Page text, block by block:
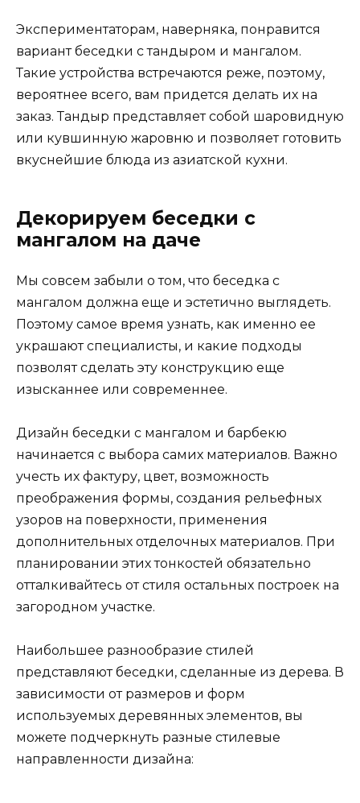
Экспериментаторам, наверняка, понравится
вариант беседки с тандыром и мангалом.
Такие устройства встречаются реже, поэтому,
вероятнее всего, вам придется делать их на
заказ. Тандыр представляет собой шаровидную
или кувшинную жаровню и позволяет готовить
вкуснейшие блюда из азиатской кухни.
Декорируем беседки с
мангалом на даче
Мы совсем забыли о том, что беседка с
мангалом должна еще и эстетично выглядеть.
Поэтому самое время узнать, как именно ее
украшают специалисты, и какие подходы
позволят сделать эту конструкцию еще
изысканнее или современнее.
Дизайн беседки с мангалом и барбекю
начинается с выбора самих материалов. Важно
учесть их фактуру, цвет, возможность
преображения формы, создания рельефных
узоров на поверхности, применения
дополнительных отделочных материалов. При
планировании этих тонкостей обязательно
отталкивайтесь от стиля остальных построек на
загородном участке.
Наибольшее разнообразие стилей
представляют беседки, сделанные из дерева. В
зависимости от размеров и форм
используемых деревянных элементов, вы
можете подчеркнуть разные стилевые
направленности дизайна: